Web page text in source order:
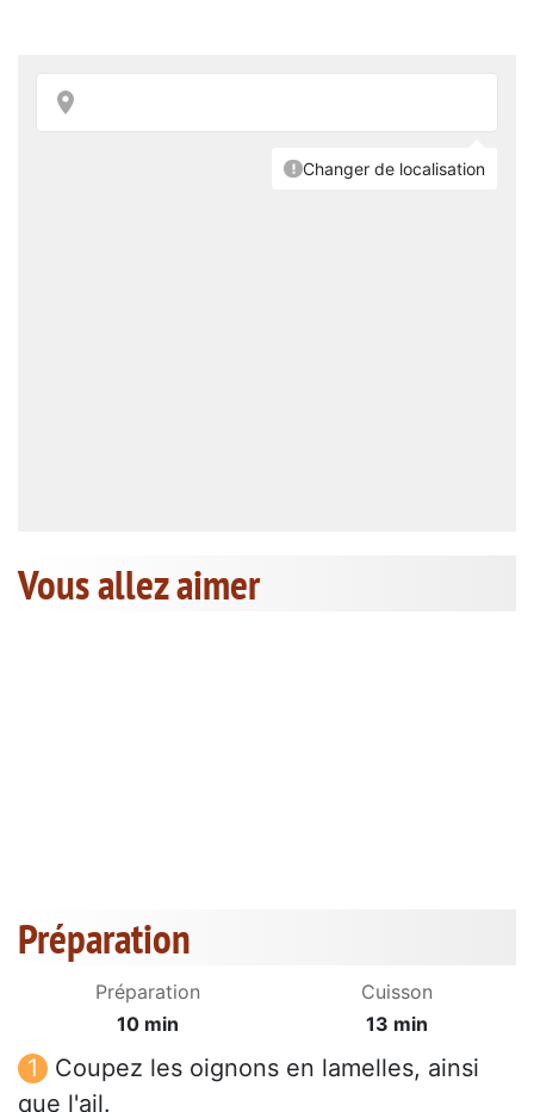
Vous allez aimer
Préparation
Préparation
10 min
Cuisson
13 min
Coupez les oignons en lamelles, ainsi
que l'ail.